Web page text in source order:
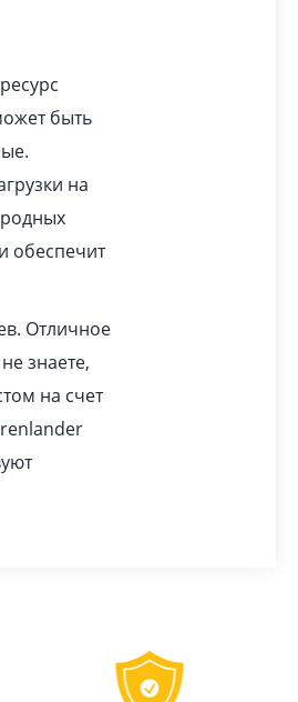
быть
на
обеспечит
Отличное
знаете,
на счет